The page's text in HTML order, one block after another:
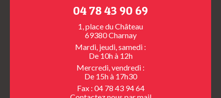
04 78 43 90 69
1, place du Château
69380 Charnay
Mardi, jeudi, samedi :
De 10h à 12h
Mercredi, vendredi :
De 15h à 17h30
Fax : 04 78 43 94 64